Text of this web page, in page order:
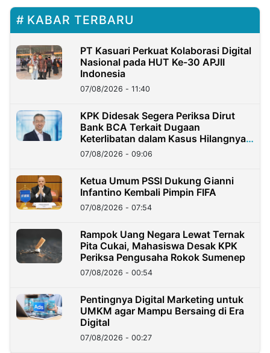
KABAR TERBARU
PT Kasuari Perkuat Kolaborasi Digital
Nasional pada HUT Ke-30 APJII
Indonesia
07/08/2026 - 11:40
KPK Didesak Segera Periksa Dirut
Bank BCA Terkait Dugaan
Keterlibatan dalam Kasus Hilangnya
Dana Nasabah Rp2,58 Miliar
07/08/2026 - 09:06
Ketua Umum PSSI Dukung Gianni
Infantino Kembali Pimpin FIFA
07/08/2026 - 07:54
Rampok Uang Negara Lewat Ternak
Pita Cukai, Mahasiswa Desak KPK
Periksa Pengusaha Rokok Sumenep
07/08/2026 - 00:54
Pentingnya Digital Marketing untuk
UMKM agar Mampu Bersaing di Era
Digital
07/08/2026 - 00:27